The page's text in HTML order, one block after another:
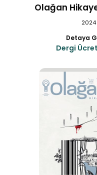
Olağan
2024
Detaya
Dergi